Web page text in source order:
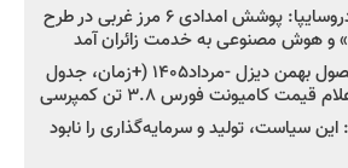
مدیرعامل امدادخودروسایپا: پوشش امدادی ۶ مرز غربی در طرح
شروع فروش ۸ محصول بهمن دیزل -مرداد۱۴۰۵ (+زمان، جدول
کامیونت فورس ۳.۸ تن کمپرسی
سیاست، تولید و سرمایه‌گذاری را نابود